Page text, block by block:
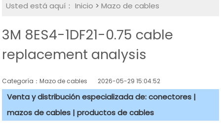
Usted está aquí： Inicio >Mazo de cables
3M 8ES4-1DF21-0.75 cable
replacement analysis
Categoría：Mazo de cables 2026-05-29 15:04:52
Venta y distribución especializada de: conectores |
mazos de cables | productos de cables